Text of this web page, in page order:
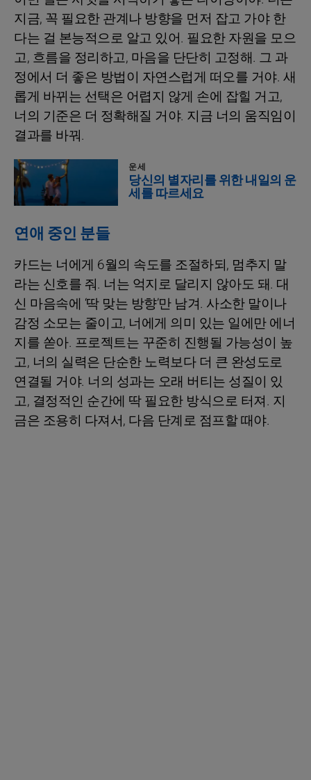
지금, 꼭 필요한 관계나 방향을 먼저 잡고 가야 한
다는 걸 본능적으로 알고 있어. 필요한 자원을 모으
고, 흐름을 정리하고, 마음을 단단히 고정해. 그 과
정에서 더 좋은 방법이 자연스럽게 떠오를 거야. 새
롭게 바뀌는 선택은 어렵지 않게 손에 잡힐 거고,
너의 기준은 더 정확해질 거야. 지금 너의 움직임이
결과를 바꿔.
운세
당신의 별자리를 위한 내일의 운
세를 따르세요
연애 중인 분들
카드는 너에게 6월의 속도를 조절하되, 멈추지 말
라는 신호를 줘. 너는 억지로 달리지 않아도 돼. 대
신 마음속에 ‘딱 맞는 방향’만 남겨. 사소한 말이나
감정 소모는 줄이고, 너에게 의미 있는 일에만 에너
지를 쏟아. 프로젝트는 꾸준히 진행될 가능성이 높
고, 너의 실력은 단순한 노력보다 더 큰 완성도로
연결될 거야. 너의 성과는 오래 버티는 성질이 있
고, 결정적인 순간에 딱 필요한 방식으로 터져. 지
금은 조용히 다져서, 다음 단계로 점프할 때야.